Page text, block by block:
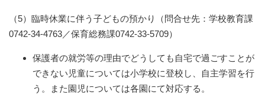
（5）臨時休業に伴う子どもの預かり（問合せ先：学校教育課
0742-34-4763／保育総務課0742-33-5709）
保護者の就労等の理由でどうしても自宅で過ごすことが
できない児童については小学校に登校し、自主学習を行
う。また園児については各園にて対応する。